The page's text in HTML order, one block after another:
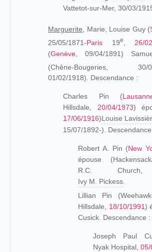
Vattetot-sur-Mer, 30/03/
Marguerite, Marie, Louise Guy (
25/05/1871-Paris 19e 26/
(Genève , 09/04/1891)
(Chêne-Bougeries, 30/
01/02/1918). Descendance :
Charles Pin (
Hillsdale, 20/04/1973)
17/06/1916)Louise
15/07/1892-).
Robert A. Pin (New
épouse
R.C. Church,
Ivy M. Pickess.
Lillian Pin
Hillsdale, 18/10/1991)
Cusick. Descendance :
Joseph Paul
Nyak Hospital, 05/